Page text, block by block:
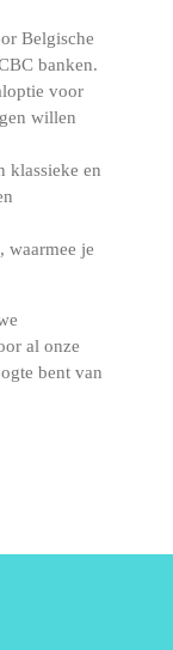
Belgische
banken.
voor
willen
klassieke en
waarmee je
al onze
bent van